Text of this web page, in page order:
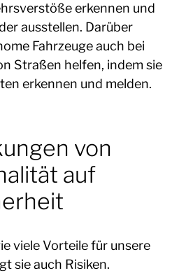
erkennen und
ausstellen. Darüber
Fahrzeuge auch bei
Straßen helfen, indem sie
erkennen und melden.
von
auf
viele Vorteile für unsere
sie auch Risiken.